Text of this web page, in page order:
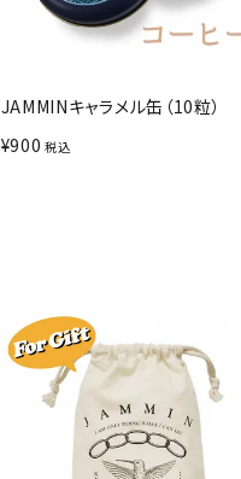
JAMMINキャラメル缶（10粒）
¥900 税込